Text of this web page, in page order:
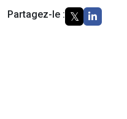
Partagez-le :